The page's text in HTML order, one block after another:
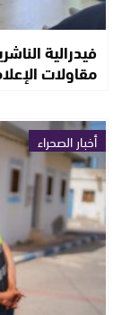
فيدرالية
مقاولات
أخبار الصحراء